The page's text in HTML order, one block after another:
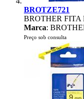
BROTZE721
BROTHER
Marca:
Preço sob consulta